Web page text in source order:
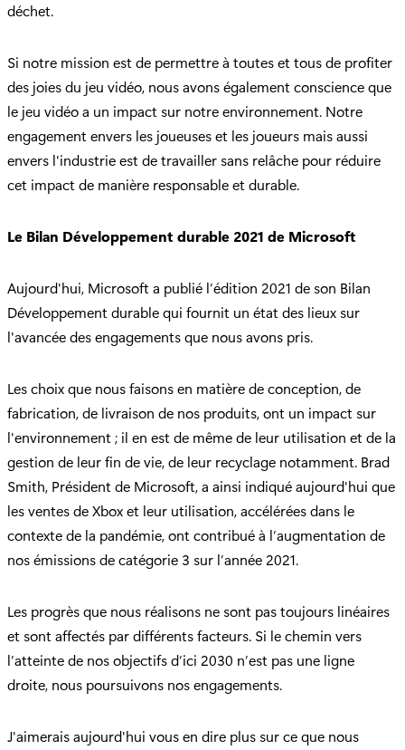
déchet.
Si notre mission est de permettre à toutes et tous de profiter
des joies du jeu vidéo, nous avons également conscience que
le jeu vidéo a un impact sur notre environnement. Notre
engagement envers les joueuses et les joueurs mais aussi
envers l'industrie est de travailler sans relâche pour réduire
cet impact de manière responsable et durable.
Le Bilan Développement durable 2021 de Microsoft
Aujourd'hui, Microsoft a publié l’édition 2021 de son Bilan
Développement durable qui fournit un état des lieux sur
l'avancée des engagements que nous avons pris.
Les choix que nous faisons en matière de conception, de
fabrication, de livraison de nos produits, ont un impact sur
l'environnement ; il en est de même de leur utilisation et de la
gestion de leur fin de vie, de leur recyclage notamment. Brad
Smith, Président de Microsoft, a ainsi indiqué aujourd'hui que
les ventes de Xbox et leur utilisation, accélérées dans le
contexte de la pandémie, ont contribué à l’augmentation de
nos émissions de catégorie 3 sur l’année 2021.
Les progrès que nous réalisons ne sont pas toujours linéaires
et sont affectés par différents facteurs. Si le chemin vers
l’atteinte de nos objectifs d’ici 2030 n’est pas une ligne
droite, nous poursuivons nos engagements.
J'aimerais aujourd'hui vous en dire plus sur ce que nous